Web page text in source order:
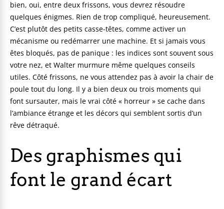
bien, oui, entre deux frissons, vous devrez résoudre
quelques énigmes. Rien de trop compliqué, heureusement.
C’est plutôt des petits casse-têtes, comme activer un
mécanisme ou redémarrer une machine. Et si jamais vous
êtes bloqués, pas de panique : les indices sont souvent sous
votre nez, et Walter murmure même quelques conseils
utiles. Côté frissons, ne vous attendez pas à avoir la chair de
poule tout du long. Il y a bien deux ou trois moments qui
font sursauter, mais le vrai côté « horreur » se cache dans
l’ambiance étrange et les décors qui semblent sortis d’un
rêve détraqué.
Des graphismes qui
font le grand écart